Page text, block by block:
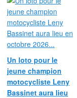
Un loto pour le
jeune champion
motocycliste Leny
Bassinet aura lieu